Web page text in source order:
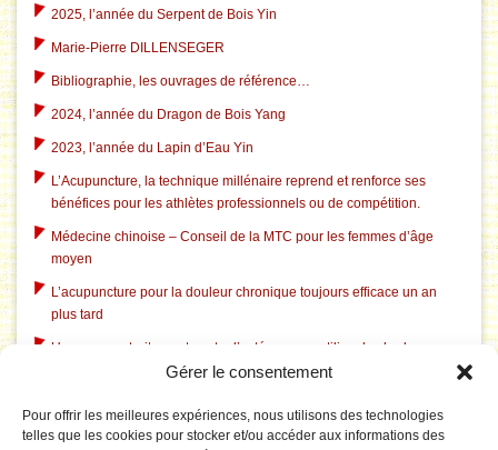
Gérer le consentement
Pour offrir les meilleures expériences, nous utilisons des technologies
telles que les cookies pour stocker et/ou accéder aux informations des
2025, l’année du Serpent de Bois Yin
Marie-Pierre DILLENSEGER
Bibliographie, les ouvrages de référence…
2024, l’année du Dragon de Bois Yang
2023, l’année du Lapin d’Eau Yin
L’Acupuncture, la technique millénaire reprend et renforce ses
bénéfices pour les athlètes professionnels ou de compétition.
Médecine chinoise – Conseil de la MTC pour les femmes d’âge
moyen
L’acupuncture pour la douleur chronique toujours efficace un an
plus tard
Un nouveau traitement contre l’ostéoporose utilise des herbes
chinoises traditionnelles
L’acupuncture aide à l’insomnie liée à la dépression